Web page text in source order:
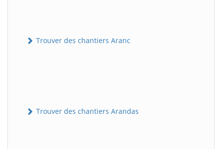
Trouver des chantiers Aranc
Trouver des chantiers Arandas